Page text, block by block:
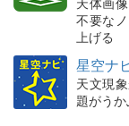
不要な
上げる
星空ナ
天文現
題がう